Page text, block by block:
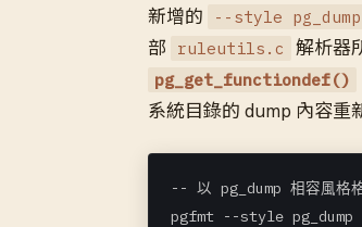
新增的 --style pg_dump
部
ruleutils.c 解析器
pg_get_functiondef()
系統目錄的 dump 內容重
-- 以 pg_dump 相容風格
pgfmt --style